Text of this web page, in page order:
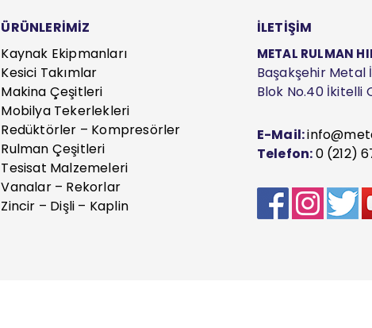
ÜRÜNLERİMİZ
Kaynak Ekipmanları
Kesici Takımlar
Makina Çeşitleri
Mobilya Tekerlekleri
Redüktörler – Kompresörler
Rulman Çeşitleri
Tesisat Malzemeleri
Vanalar – Rekorlar
Zincir – Dişli – Kaplin
İLETİŞİM
METAL RULMAN
Başakşehir Metal
Blok No.40 İkitelli
E-Mail:
Telefon:0 (212)